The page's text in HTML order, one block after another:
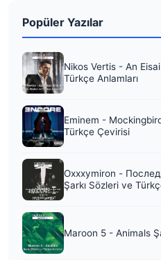
Popüler Yazılar
Nikos Vertis - An
Türkçe Anlamları
Eminem -
Türkçe Çevirisi
Oxxxymiron -
Şarkı Sözleri ve
Maroon 5 - Animals